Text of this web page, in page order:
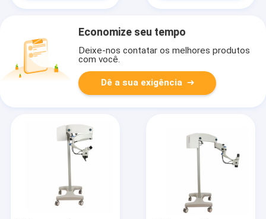
Economize seu tempo
Deixe-nos contatar os melhores produtos
com você.
Dê a sua exigência